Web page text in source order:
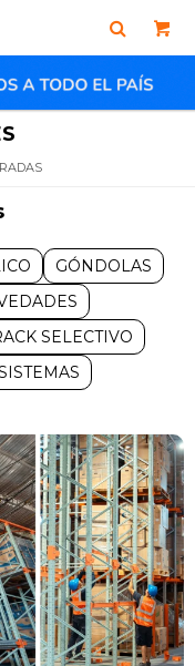
GÓNDOLAS
SELECTIVO